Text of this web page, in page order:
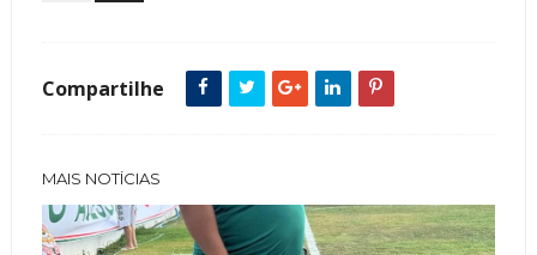
Compartilhe
MAIS NOTÍCIAS